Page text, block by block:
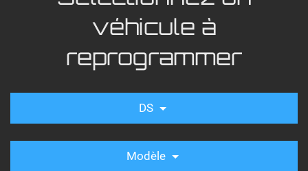
véhicule à
reprogrammer
DS
Modèle